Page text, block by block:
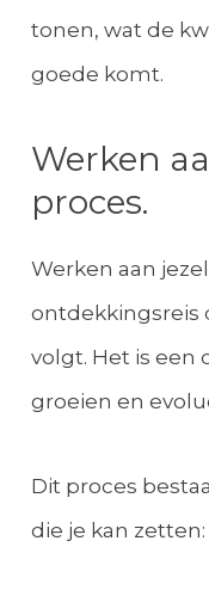
tonen, wat de
goede komt.
Werken
proces.
Werken aan
ontdekkingsreis
volgt. Het is een
groeien en
Dit proces
die je kan zetten: